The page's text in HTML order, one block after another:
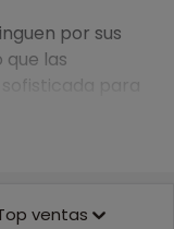
por sus
que las
para
ventas